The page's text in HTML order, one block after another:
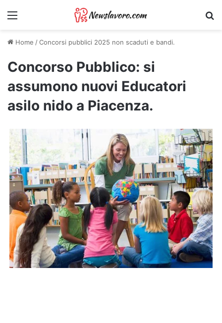
Menu
Home /Concorsi pubblici 2025 non scaduti e bandi.
Concorso Pubblico: si
assumono nuovi Educatori
asilo nido a Piacenza.